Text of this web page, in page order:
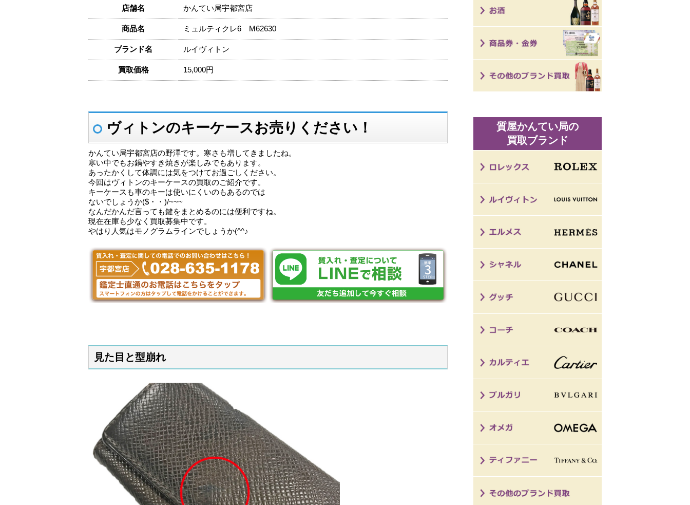
店舗名 かんてい局宇都宮店
商品名 ミュルティクレ6 M62630
ブランド名 ルイヴィトン
買取価格 15,000円
ヴィトンのキーケースお売りください！
かんてい局宇都宮店の野澤です。寒さも増してきましたね。
寒い中でもお鍋やすき焼きが楽しみでもあります。
あったかくして体調には気をつけてお過ごしください。
今回はヴィトンのキーケースの買取のご紹介です。
キーケースも車のキーは使いにくいのもあるのでは
ないでしょうか($・・)/~~~
なんだかんだ言っても鍵をまとめるのには便利ですね。
現在在庫も少なく買取募集中です。
やはり人気はモノグラムラインでしょうか(^^♪
見た目と型崩れ
質屋かんてい局の
買取ブランド